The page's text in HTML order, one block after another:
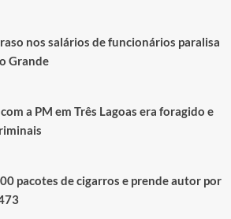
nos salários de funcionários paralisa
Grande
a PM em Três Lagoas era foragido e
pacotes de cigarros e prende autor por